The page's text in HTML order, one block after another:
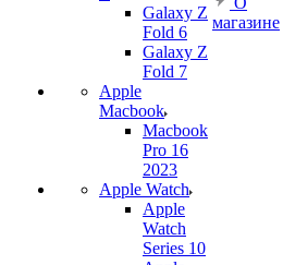
Galaxy Z
Fold 6
Galaxy Z
Fold 7
Apple
Macbook
Macbook
Pro 16
2023
Apple Watch
Apple
Watch
Series 10
магазине